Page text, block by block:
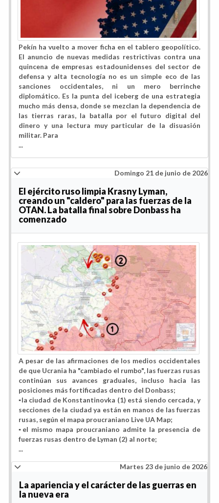
Pekín ha vuelto a mover ficha en el tablero geopolítico.
El anuncio de nuevas medidas restrictivas contra una
quincena de empresas estadounidenses del sector de
defensa y alta tecnología no es un simple eco de las
sanciones occidentales, ni un mero berrinche
diplomático. Es la punta del iceberg de una estrategia
mucho más densa, donde se mezclan la dependencia de
las tierras raras, la batalla por el futuro digital del
dinero y una lectura muy particular de la disuasión
militar. Para
...
Domingo 21 de junio de 2026
El ejército ruso limpia Krasny Lyman,
creando un "caldero" para las fuerzas de la
OTAN. La batalla final sobre Donbass ha
comenzado
A pesar de las afirmaciones de los medios occidentales
de que Ucrania ha "cambiado el rumbo", las fuerzas rusas
continúan sus avances graduales, incluso hacia las
posiciones más fortificadas dentro del Donbass;
▪️la ciudad de Konstantinovka (1) está siendo cercada, y
secciones de la ciudad ya están en manos de las fuerzas
rusas, según el mapa proucraniano Live UA Map;
▪️el mismo mapa proucraniano admite la presencia de
fuerzas rusas dentro de Lyman (2) al norte;
...
Martes 23 de junio de 2026
La apariencia y el carácter de las guerras en
la nueva era